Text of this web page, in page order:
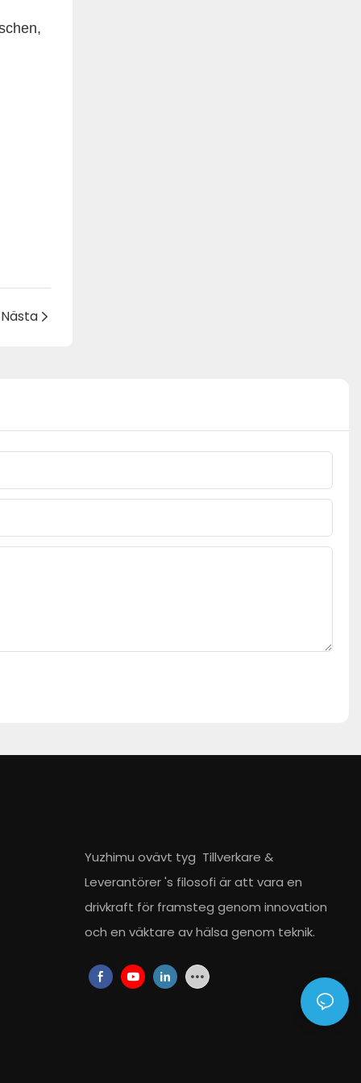
Nästa
Yuzhimu ovävt tyg Tillverkare &
Leverantörer's filosofi är att vara en
drivkraft för framsteg genom innovation
och en väktare av hälsa genom teknik.